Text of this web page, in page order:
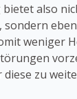
also
weniger
zu